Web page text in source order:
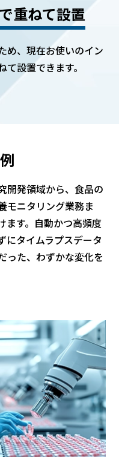
重ねて設置
め、現在お使いのイン
設置できます。
開発領域から、食品の
モニタリング業務ま
ます。自動かつ高頻度
にタイムラプスデータ
った、わずかな変化を